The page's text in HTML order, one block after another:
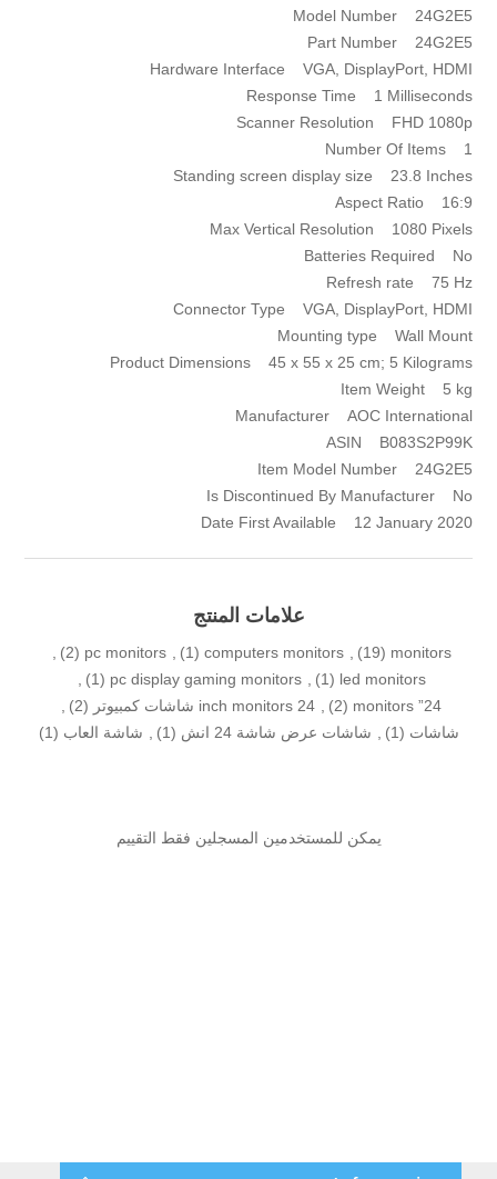
Model Number ‎24G2E5
Part Number ‎24G2E5
Hardware Interface ‎VGA, DisplayPort, HDMI
Response Time ‎1 Milliseconds
Scanner Resolution ‎FHD 1080p
Number Of Items ‎1
Standing screen display size ‎23.8 Inches
Aspect Ratio ‎16:9
Max Vertical Resolution ‎1080 Pixels
Batteries Required ‎No
Refresh rate ‎75 Hz
Connector Type ‎VGA, DisplayPort, HDMI
Mounting type ‎Wall Mount
Product Dimensions ‎45 x 55 x 25 cm; 5 Kilograms
Item Weight ‎5 kg
Manufacturer ‎AOC International
ASIN ‎B083S2P99K
Item Model Number ‎24G2E5
Is Discontinued By Manufacturer ‎No
Date First Available ‎12 January 2020
علامات المنتج
monitors
(19)
,
computers monitors
(1)
,
pc monitors
(2)
,
led monitors
(1)
,
pc display gaming monitors
(1)
,
24” monitors
(2)
, 24 inch monitors شاشات كمبيوتر (2)
,
شاشات (1)
, شاشات عرض شاشة 24 انش (1)
, شاشة العاب (1)
يمكن للمستخدمين المسجلين فقط التقييم